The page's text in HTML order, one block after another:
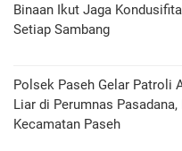
Binaan Ikut Jaga
Setiap Sambang
Polsek Paseh Gelar Patroli
Liar di Perumnas
Kecamatan Paseh